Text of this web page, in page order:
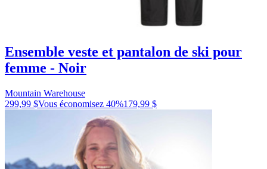
Ensemble veste et pantalon de ski pour
femme - Noir
Mountain Warehouse
299,99 $Vous économisez 40%179,99 $